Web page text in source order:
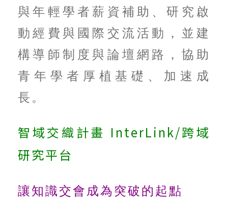
與年輕學者薪資補助、研究啟
動經費與國際交流活動，並建
構導師制度與論壇網路，協助
青年學者厚植基礎、加速成
長。
智域交織計畫 InterLink/跨域
研究平台
讓知識交會成為突破的起點